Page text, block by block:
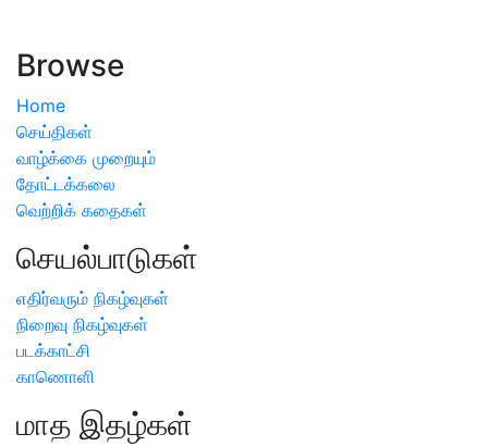
Browse
Home
செய்திகள்
வாழ்க்கை முறையும்
தோட்டக்கலை
வெற்றிக் கதைகள்
செயல்பாடுகள்
எதிர்வரும் நிகழ்வுகள்
நிறைவு நிகழ்வுகள்
படக்காட்சி
காணொளி
மாத இதழ்கள்